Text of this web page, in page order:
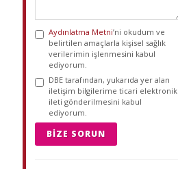
Aydınlatma Metni’ni okudum ve
belirtilen amaçlarla kişisel sağlık
verilerimin işlenmesini kabul
ediyorum.
DBE tarafından, yukarıda yer alan
iletişim bilgilerime ticari elektronik
ileti gönderilmesini kabul
ediyorum.
BIZE SORUN